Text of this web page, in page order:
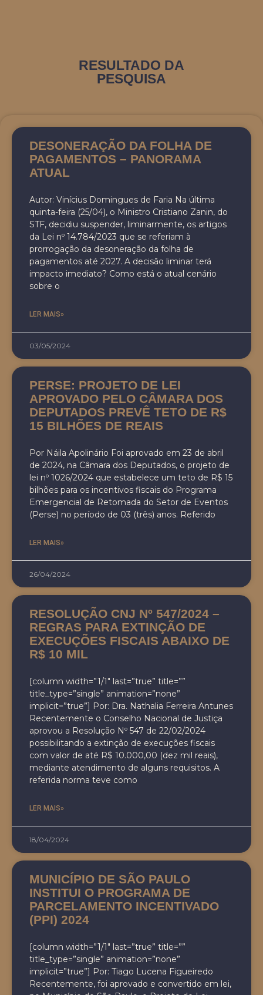
RESULTADO DA
PESQUISA
DESONERAÇÃO DA FOLHA DE
PAGAMENTOS – PANORAMA
ATUAL
Autor: Vinícius Domingues de Faria Na última
quinta-feira (25/04), o Ministro Cristiano Zanin, do
STF, decidiu suspender, liminarmente, os artigos
da Lei nº 14.784/2023 que se referiam à
prorrogação da desoneração da folha de
pagamentos até 2027. A decisão liminar terá
impacto imediato? Como está o atual cenário
sobre o
LER MAIS»
03/05/2024
PERSE: PROJETO DE LEI
APROVADO PELO CÂMARA DOS
DEPUTADOS PREVÊ TETO DE R$
15 BILHÕES DE REAIS
Por Náila Apolinário Foi aprovado em 23 de abril
de 2024, na Câmara dos Deputados, o projeto de
lei nº 1026/2024 que estabelece um teto de R$ 15
bilhões para os incentivos fiscais do Programa
Emergencial de Retomada do Setor de Eventos
(Perse) no período de 03 (três) anos. Referido
LER MAIS»
26/04/2024
RESOLUÇÃO CNJ Nº 547/2024 –
REGRAS PARA EXTINÇÃO DE
EXECUÇÕES FISCAIS ABAIXO DE
R$ 10 MIL
[column width=”1/1″ last=”true” title=””
title_type=”single” animation=”none”
implicit=”true”] Por: Dra. Nathalia Ferreira Antunes
Recentemente o Conselho Nacional de Justiça
aprovou a Resolução Nº 547 de 22/02/2024
possibilitando a extinção de execuções fiscais
com valor de até R$ 10.000,00 (dez mil reais),
mediante atendimento de alguns requisitos. A
referida norma teve como
LER MAIS»
18/04/2024
MUNICÍPIO DE SÃO PAULO
INSTITUI O PROGRAMA DE
PARCELAMENTO INCENTIVADO
(PPI) 2024
[column width=”1/1″ last=”true” title=””
title_type=”single” animation=”none”
implicit=”true”] Por: Tiago Lucena Figueiredo
Recentemente, foi aprovado e convertido em lei,